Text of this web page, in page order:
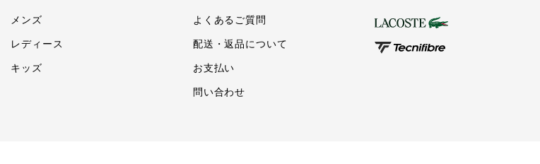
メンズ
レディース
キッズ
よくあるご質問
配送・返品について
お支払い
問い合わせ